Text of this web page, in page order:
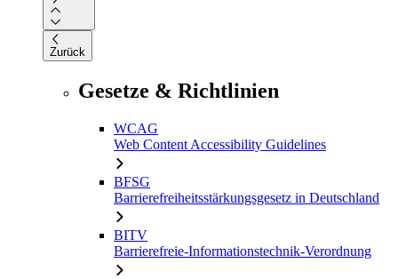
Zurück
Gesetze & Richtlinien
WCAG
Web Content Accessibility Guidelines
BFSG
Barrierefreiheitsstärkungsgesetz in Deutschland
BITV
Barrierefreie-Informationstechnik-Verordnung